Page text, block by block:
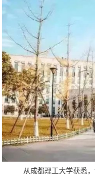
从成都理工大学获悉